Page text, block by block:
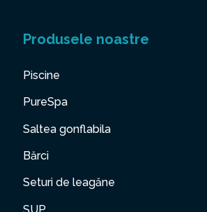
Produsele noastre
Piscine
PureSpa
Saltea gonflabila
Bărci
Seturi de leagăne